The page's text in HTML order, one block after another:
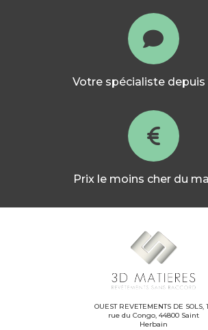
Votre spécialiste depuis
Prix le moins cher du
OUEST REVETEMENTS DE SOLS,
rue du Congo, 44800 Saint
Herbain